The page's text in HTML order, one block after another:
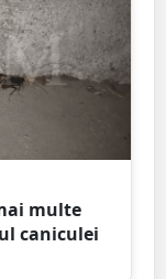
multe
caniculei